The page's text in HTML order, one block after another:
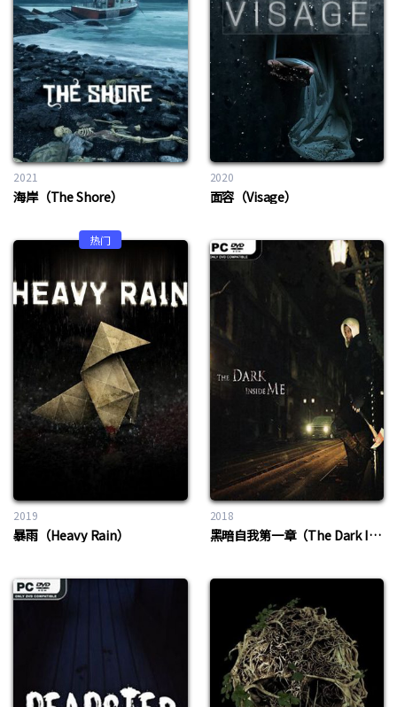
2021
海岸（The Shore）
2020
面容（Visage）
热门
2019
暴雨（Heavy Rain）
2018
黑暗自我第一章（The Dark Inside Me Chapter I）